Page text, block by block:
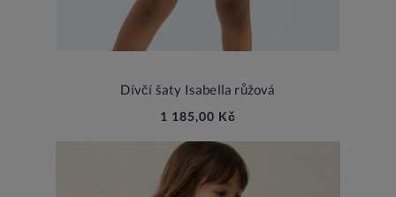
Dívčí šaty Isabella růžová
1 185,00 Kč